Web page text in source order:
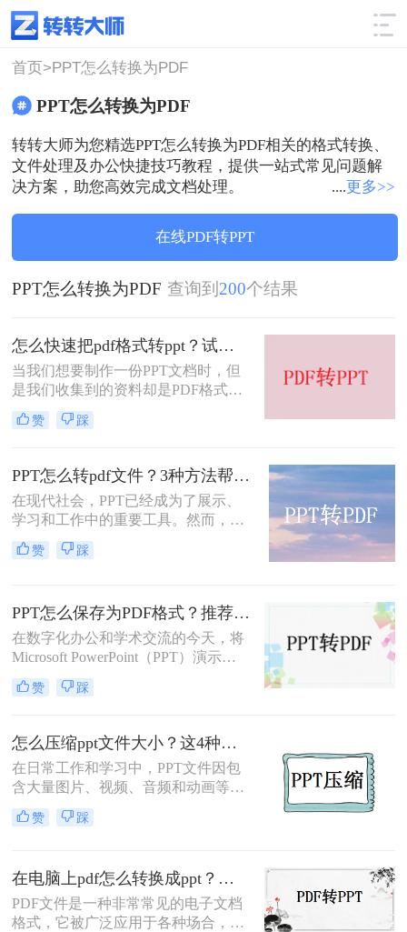
使用技巧 筛选
首页>PPT怎么转换为PDF
PPT怎么转换为PDF
转转大师为您精选PPT怎么转换为PDF相关的格式转换、
文件处理及办公快捷技巧教程，提供一站式常见问题解
决方案，助您高效完成文档处理。
....更多>>
在线PDF转PPT
PPT怎么转换为PDF 查询到 200个结果
怎么快速把pdf格式转ppt？试试这三种PDF转PPT的方法，简单几步，高效转换！
当我们想要制作一份PPT文档时，但
是我们收集到的资料却是PDF格式
的，这也是因为不想要被修改才会转
换成PDF的格式，但是我们需要用，
格式转ppt格式就是最好的方法了，那
么要怎么将pdf格式转ppt格式文件
呢？下面就让小编来给大家详细的讲
讲吧。
赞 踩
PPT怎么转pdf文件？3种方法帮你搞定！
在现代社会，PPT已经成为了展示、
学习和工作中的重要工具。然而，有
时候我们需要将PPT转换为PDF格
式，以便更好地共享、存档和打印文
捷。
赞 踩
PPT怎么保存为PDF格式？推荐三种方法给大家！
在数字化办公和学术交流的今天，将
Microsoft PowerPoint（PPT）演示文
稿转换为PDF格式已成为一种常见的
需求。PDF格式因其跨平台兼容性、
特性，成为分享、打印和存档PPT文
件的理想选择。本文将详细介绍PPT
怎么保存为PDF格式，并探讨一些相
关的注意事项。
赞 踩
怎么压缩ppt文件大小？这4种压缩方法可以了解下！
在日常工作和学习中，PPT文件因包
含大量图片、视频、音频和动画等多
媒体元素，往往导致文件体积过大，
这不仅占用存储空间，还会影响文件
存储和传输效率，本文将介绍四种实
用的PPT文件压缩方法。
赞 踩
在电脑上pdf怎么转换成ppt？来试试这三个方法！
PDF文件是一种非常常见的电子文档
格式，它被广泛应用于各种场合，包